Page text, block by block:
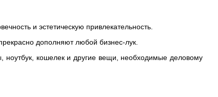
и эстетическую привлекательность.
дополняют любой бизнес-лук.
кошелек и другие вещи, необходимые деловому